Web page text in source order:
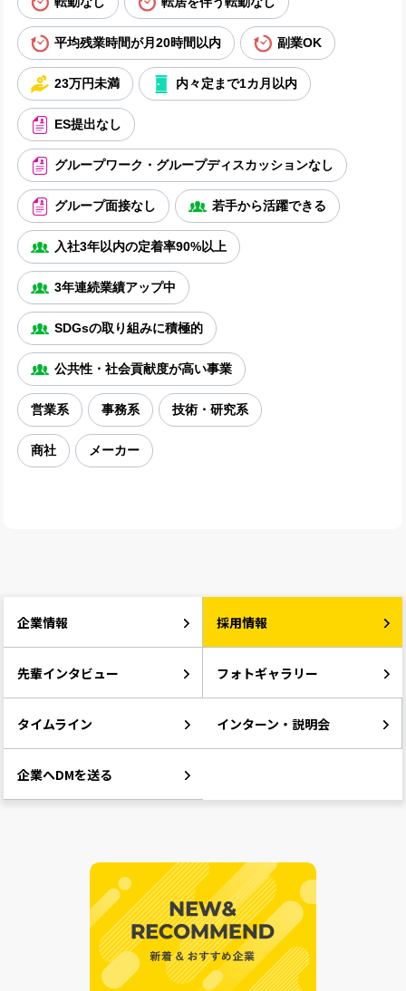
平均残業時間が月20時間以内 副業OK
23万円未満 内々定まで1カ月以内
ES提出なし
グループワーク・グループディスカッションなし
グループ面接なし 若手から活躍できる
入社3年以内の定着率90%以上
3年連続業績アップ中
SDGsの取り組みに積極的
公共性・社会貢献度が高い事業
営業系 事務系 技術・研究系
商社 メーカー
企業情報 採用情報
先輩インタビュー フォトギャラリー
タイムライン インターン・説明会
企業へDMを送る